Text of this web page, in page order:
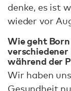
denke, es ist
wieder vor
Wie geht
verschiedener
während der
Wir haben
Gesundheit